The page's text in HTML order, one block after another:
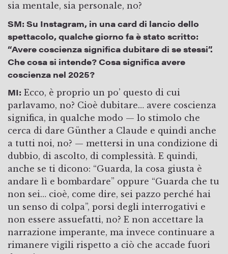
sia mentale, sia personale, no?
SM: Su Instagram, in una card di lancio dello
spettacolo, qualche giorno fa è stato scritto:
“Avere coscienza significa dubitare di se stessi”.
Che cosa si intende? Cosa significa avere
coscienza nel 2025?
MI: Ecco, è proprio un po’ questo di cui
parlavamo, no? Cioè dubitare… avere coscienza
significa, in qualche modo — lo stimolo che
cerca di dare Günther a Claude e quindi anche
a tutti noi, no? — mettersi in una condizione di
dubbio, di ascolto, di complessità. E quindi,
anche se ti dicono: “Guarda, la cosa giusta è
andare lì e bombardare” oppure “Guarda che tu
non sei… cioè, come dire, sei pazzo perché hai
un senso di colpa”, porsi degli interrogativi e
non essere assuefatti, no? E non accettare la
narrazione imperante, ma invece continuare a
rimanere vigili rispetto a ciò che accade fuori